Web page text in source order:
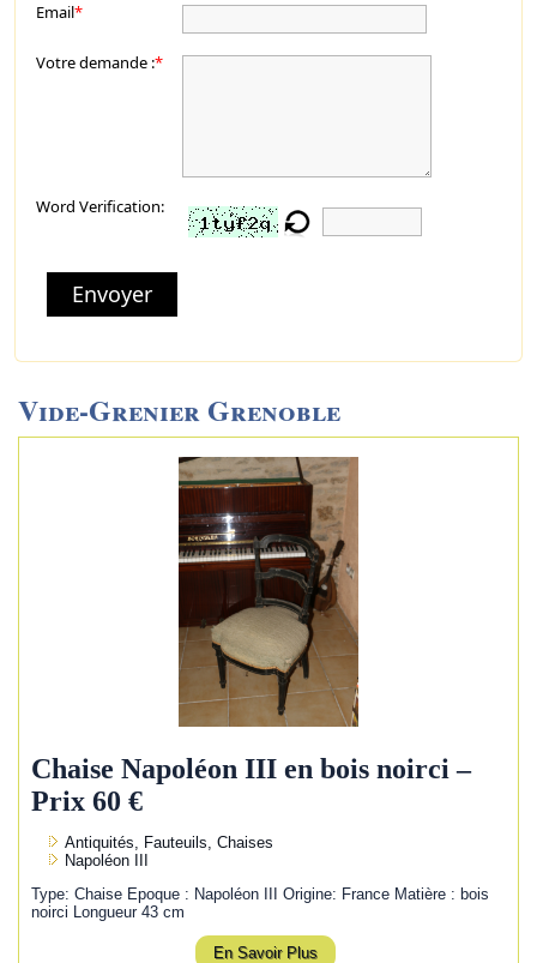
Email*
Votre demande :*
Word Verification:
Envoyer
Vide-Grenier Grenoble
Chaise Napoléon III en bois noirci –
Prix 60 €
Antiquités, Fauteuils, Chaises
Napoléon III
Type: Chaise Epoque : Napoléon III Origine: France Matière : bois
noirci Longueur 43 cm
En Savoir Plus